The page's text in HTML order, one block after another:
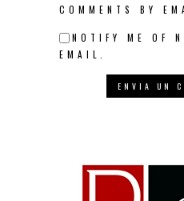
COMMENTS BY
NOTIFY ME OF
EMAIL.